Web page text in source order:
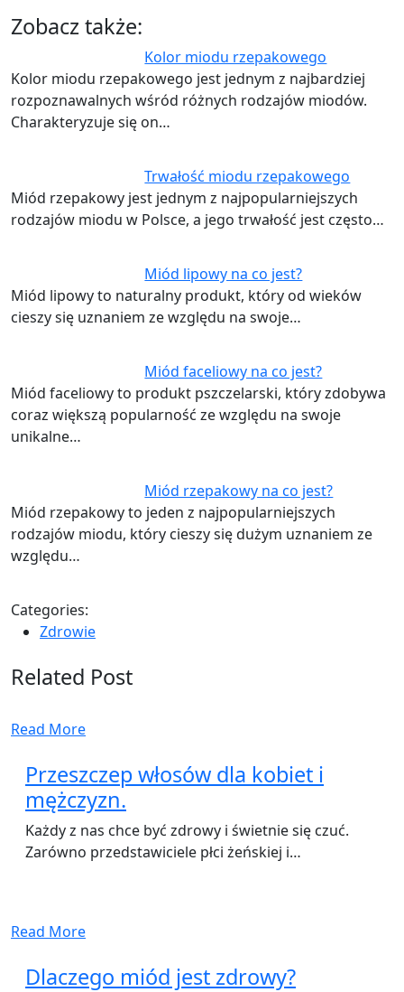
Zobacz także:
Kolor miodu rzepakowego
Kolor miodu rzepakowego jest jednym z najbardziej
rozpoznawalnych wśród różnych rodzajów miodów.
Charakteryzuje się on…
Trwałość miodu rzepakowego
Miód rzepakowy jest jednym z najpopularniejszych
rodzajów miodu w Polsce, a jego trwałość jest często…
Miód lipowy na co jest?
Miód lipowy to naturalny produkt, który od wieków
cieszy się uznaniem ze względu na swoje…
Miód faceliowy na co jest?
Miód faceliowy to produkt pszczelarski, który zdobywa
coraz większą popularność ze względu na swoje
unikalne…
Miód rzepakowy na co jest?
Miód rzepakowy to jeden z najpopularniejszych
rodzajów miodu, który cieszy się dużym uznaniem ze
względu…
Categories:
Zdrowie
Related Post
Read More
Przeszczep włosów dla kobiet i
mężczyzn.
Każdy z nas chce być zdrowy i świetnie się czuć.
Zarówno przedstawiciele płci żeńskiej i…
Read More
Dlaczego miód jest zdrowy?